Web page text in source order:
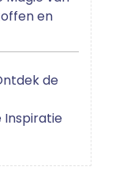
en
de
Inspiratie